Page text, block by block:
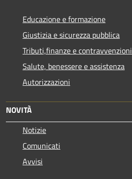
Educazione e formazione
Giustizia e sicurezza pubblica
Tributi,finanze e contravvenzioni
Salute, benessere e assistenza
Autorizzazioni
NOVITÀ
Notizie
Comunicati
Avvisi